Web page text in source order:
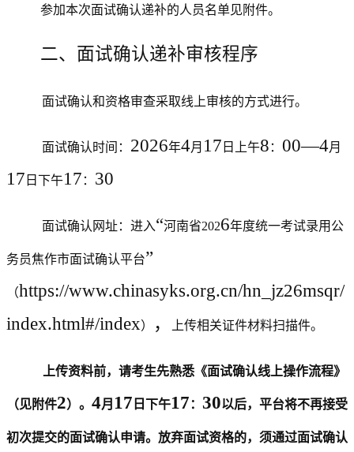
参加本次面试确认递补的人员名单见附件。
二、面试确认递补审核程序
面试确认和资格审查采取线上审核的方式进行。
面试确认时间： 2026年4月 17 日上午8 ：00—4月
17 日下午17 ： 30
面试确认网址：进入“河南省2026年度统一考试录用公
务员焦作市面试确认平台”
（https://www.chinasyks.org.cn/hn_jz26msqr/
index.html#/index） ， 上传相关证件材料扫描件。
上传资料前，请考生先熟悉《面试确认线上操作流程》
（见附件2）。 4月 17 日下午17： 30以后，平台将不再接受
初次提交的面试确认申请。放弃面试资格的，须通过面试确认